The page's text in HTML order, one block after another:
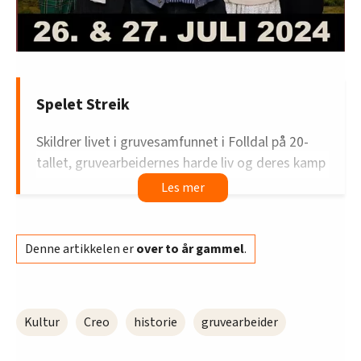
Spelet Streik
Skildrer livet i gruvesamfunnet i Folldal på 20-
tallet, gruvearbeidernes harde liv og deres kamp
for sine rettigheter, gjennom klasseskillet
mellom fattig og rik.
Med lokale og nasjonale aktører, nyskrevet
musikk og manus med fokus på samhold, familie
Spilles ved Folldal gruver.
Denne artikkelen erover to år gammel.
Kultur Creo historie gruvearbeider